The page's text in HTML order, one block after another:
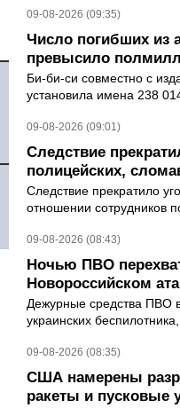
09-08-2026 (09:35)
Число погибших из
превысило
Би-би-си совместно с
установила имена 238
09-08-2026 (09:01)
Следствие
полицейских,
Следствие прекратило
отношении сотрудников
09-08-2026 (08:43)
Ночью ПВО
Новороссийском
Дежурные средства ПВО
украинских
09-08-2026 (08:35)
США намерены
ракеты и пусковые